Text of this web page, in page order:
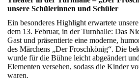
unsere Schülerinnen und Schüler
Ein besonderes Highlight erwartete
dem 13. Februar, in der Turnhalle: Das
Gast und präsentierte eine moderne,
des Märchens „Der Froschkönig“. Die
wurde für die Bühne leicht abgeändert
Elementen versehen, sodass die Kinder
waren.